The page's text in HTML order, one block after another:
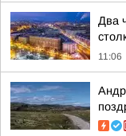
Два
11:06